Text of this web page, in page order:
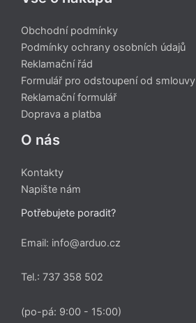
Obchodní podmínky
Podmínky ochrany osobních údajů
Reklamační řád
Formulář pro odstoupení od smlouvy
Reklamační formulář
Doprava a platba
O nás
Kontakty
Napište nám
Potřebujete poradit?
Email: info@arduo.cz
Tel.: 737 358 502
(po-pá: 9:00 - 15:00)